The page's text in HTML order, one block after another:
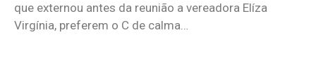
que externou antes da reunião a vereadora Elíza
Virgínia, preferem o C de calma…